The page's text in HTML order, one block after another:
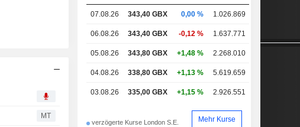
MT
07.08.26 343,40 GBX 0,00 % 1.026.869
06.08.26 343,40 GBX -0,12 % 1.637.771
05.08.26 343,80 GBX +1,48 % 2.268.010
04.08.26 338,80 GBX +1,13 % 5.619.659
03.08.26 335,00 GBX +1,15 % 2.926.551
verzögerte Kurse London S.E. Mehr Kurse